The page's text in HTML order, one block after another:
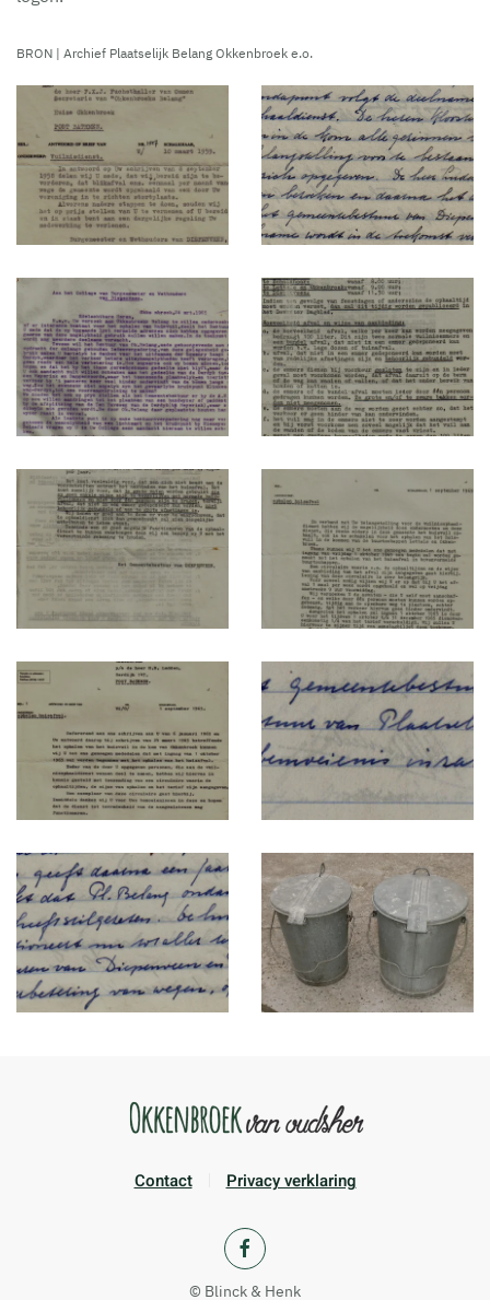
BRON | Archief Plaatselijk Belang Okkenbroek e.o.
Contact Privacy verklaring
© Blinck & Henk